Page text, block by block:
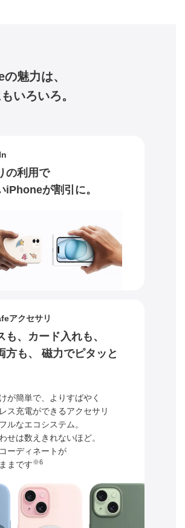
魅力は、
いろいろ。
の利用で
iPhoneが割引に。
アクセサリ
も、カード入れも、
方も、
磁力でピタッと
が簡単で、よりすばやく
ス充電ができるアクセサリ
ルなエコシステム。
せは数えきれないほど。
ーディネートが
まです※6